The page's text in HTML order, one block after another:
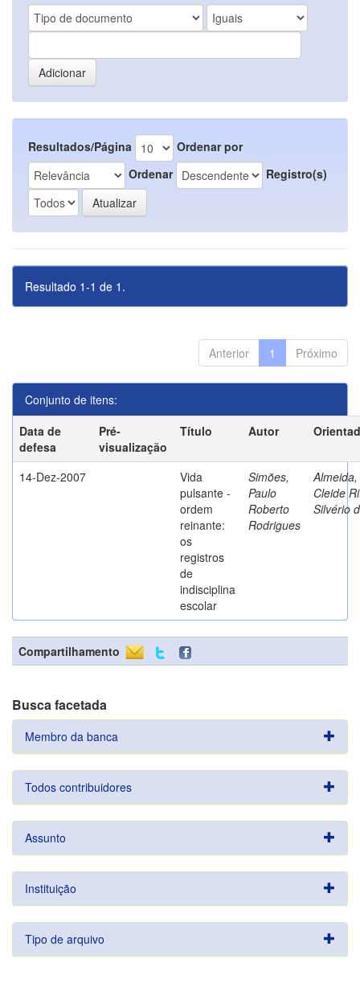
Resultados/Página
Ordenar por
Ordenar
Registro(s)
Resultado 1-1 de 1.
Anterior 1 Próximo
Conjunto de itens:
Data de
defesa
Pré-
visualização
Título Autor
14-Dez-2007
Vida
pulsante -
ordem
reinante:
os
registros
de
indisciplina
escolar
Simões,
Paulo
Roberto
Rodrigues
Almeida,
Cleide
Silvério
Compartilhamento
Busca facetada
Membro da banca
Todos contribuidores
Assunto
Instituição
Tipo de arquivo